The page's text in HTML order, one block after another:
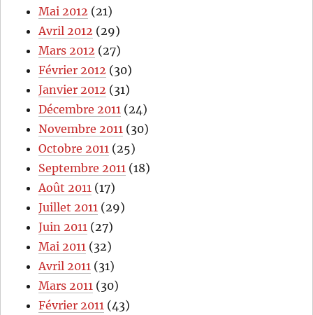
Mai 2012 (21)
Avril 2012 (29)
Mars 2012 (27)
Février 2012 (30)
Janvier 2012 (31)
Décembre 2011 (24)
Novembre 2011 (30)
Octobre 2011 (25)
Septembre 2011 (18)
Août 2011 (17)
Juillet 2011 (29)
Juin 2011 (27)
Mai 2011 (32)
Avril 2011 (31)
Mars 2011 (30)
Février 2011 (43)